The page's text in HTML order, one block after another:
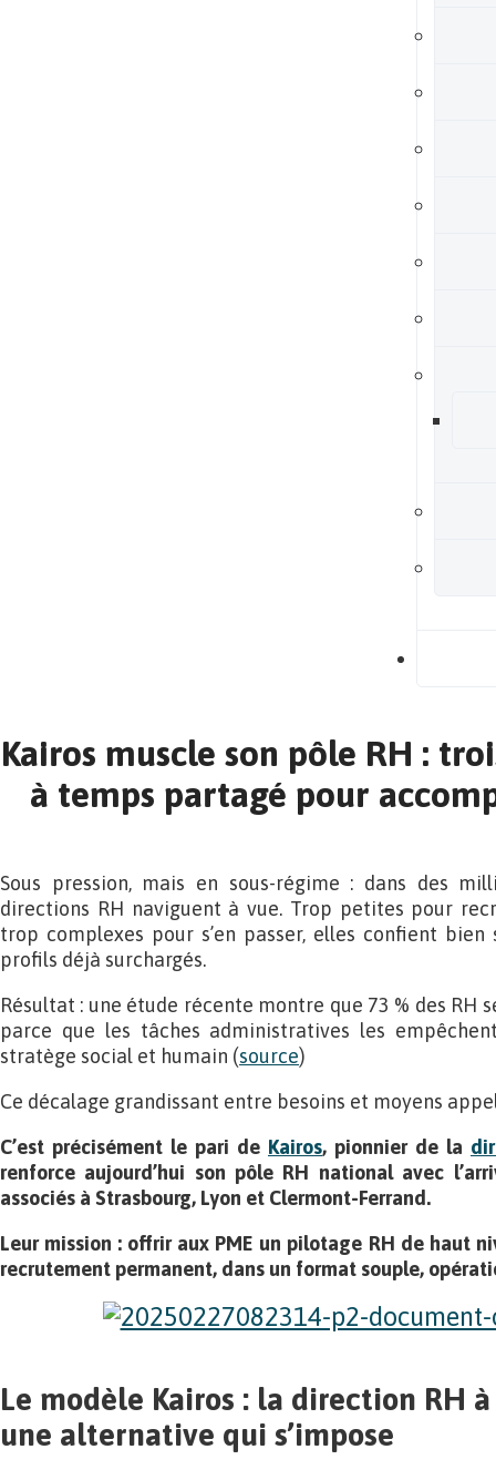
Kairos muscle son pôle RH :
à temps partagé pour
Sous pression, mais en sous-régime : dans des
directions RH naviguent à vue. Trop petites pour
trop complexes pour s’en passer, elles confient
profils déjà surchargés.
Résultat : une étude récente montre que 73 % des RH
parce que les tâches administratives les
stratège social et humain (source)
Ce décalage grandissant entre besoins et moyens
C’est précisément le pari de Kairos, pionnier de la
renforce aujourd’hui son pôle RH national avec
associés à Strasbourg, Lyon et Clermont-Ferrand.
Leur mission : offrir aux PME un pilotage RH de haut
recrutement permanent, dans un format souple,
Le modèle Kairos : la direction RH
une alternative qui s’impose